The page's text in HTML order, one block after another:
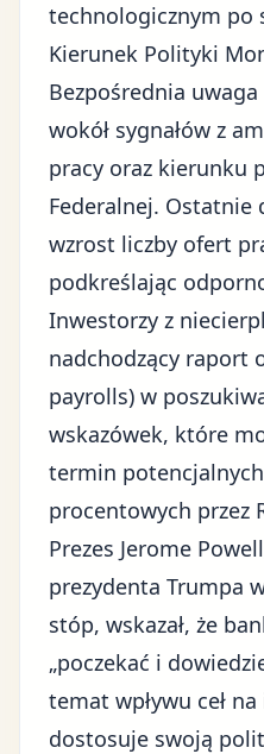
technologicznym po
Kierunek Polityki
Bezpośrednia
wokół sygnałów z
pracy oraz kierunku
Federalnej. Ostatnie
wzrost liczby ofert
podkreślając
Inwestorzy z
nadchodzący raport
payrolls) w
wskazówek, które
termin
procentowych przez
Prezes Jerome
prezydenta Trumpa
stóp, wskazał, że
„poczekać i
temat wpływu ceł
dostosuje swoją